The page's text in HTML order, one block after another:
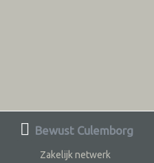
Bewust Culemborg
Zakelijk netwerk